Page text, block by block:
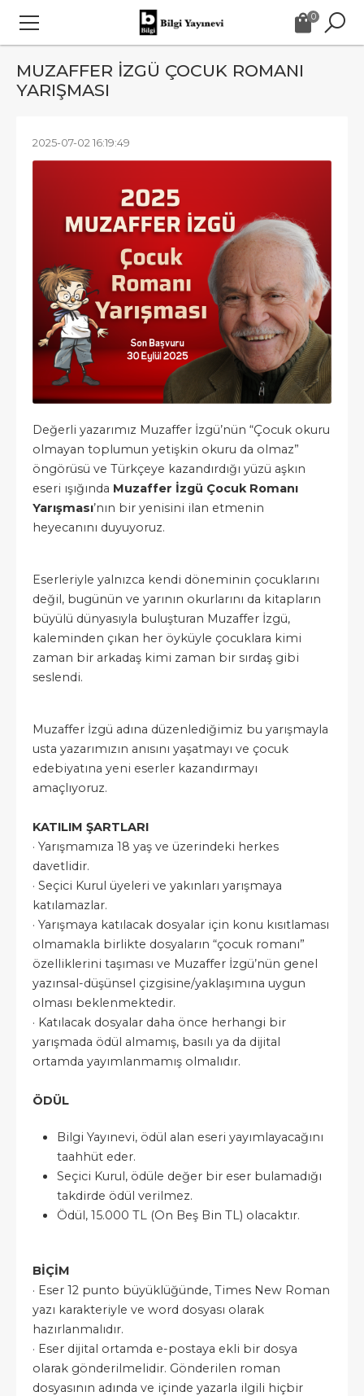
0
MUZAFFER İZGÜ ÇOCUK ROMANI
YARIŞMASI
2025-07-02 16:19:49
Değerli yazarımız Muzaffer İzgü’nün “Çocuk okuru
olmayan toplumun yetişkin okuru da olmaz”
öngörüsü ve Türkçeye kazandırdığı yüzü aşkın
eseri ışığında Muzaffer İzgü Çocuk Romanı
Yarışması’nın bir yenisini ilan etmenin
heyecanını duyuyoruz.
Eserleriyle yalnızca kendi döneminin çocuklarını
değil, bugünün ve yarının okurlarını da kitapların
büyülü dünyasıyla buluşturan Muzaffer İzgü,
kaleminden çıkan her öyküyle çocuklara kimi
zaman bir arkadaş kimi zaman bir sırdaş gibi
seslendi.
Muzaffer İzgü adına düzenlediğimiz bu yarışmayla
usta yazarımızın anısını yaşatmayı ve çocuk
edebiyatına yeni eserler kazandırmayı
amaçlıyoruz.
KATILIM ŞARTLARI
· Yarışmamıza 18 yaş ve üzerindeki herkes
davetlidir.
· Seçici Kurul üyeleri ve yakınları yarışmaya
katılamazlar.
· Yarışmaya katılacak dosyalar için konu kısıtlaması
olmamakla birlikte dosyaların “çocuk romanı”
özelliklerini taşıması ve Muzaffer İzgü’nün genel
yazınsal-düşünsel çizgisine/yaklaşımına uygun
olması beklenmektedir.
· Katılacak dosyalar daha önce herhangi bir
yarışmada ödül almamış, basılı ya da dijital
ortamda yayımlanmamış olmalıdır.
ÖDÜL
Bilgi Yayınevi, ödül alan eseri yayımlayacağını
taahhüt eder.
Seçici Kurul, ödüle değer bir eser bulamadığı
takdirde ödül verilmez.
Ödül, 15.000 TL (On Beş Bin TL) olacaktır.
BİÇİM
· Eser 12 punto büyüklüğünde, Times New Roman
yazı karakteriyle ve word dosyası olarak
hazırlanmalıdır.
· Eser dijital ortamda e-postaya ekli bir dosya
olarak gönderilmelidir. Gönderilen roman
dosyasının adında ve içinde yazarla ilgili hiçbir